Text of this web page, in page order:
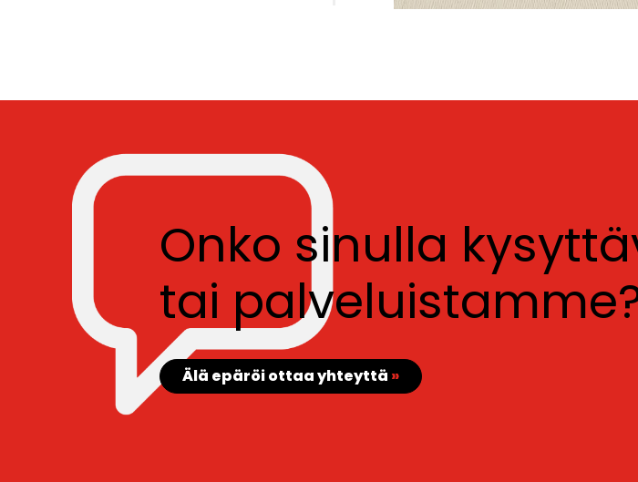
Onko sinulla
tai
Älä epäröi ottaa yhteyttä »